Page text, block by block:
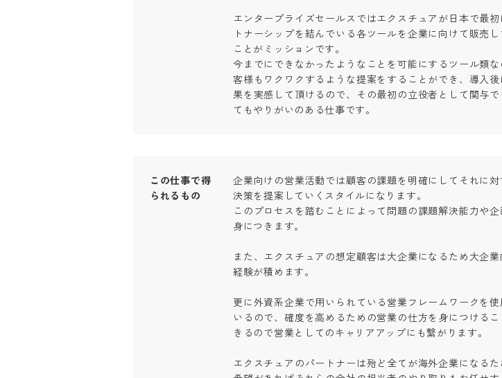
エンタープライズセールスではエクスチュアが日本で最初
トナーシップを結んでいる各ツールを企業に向けて販売し
ことがミッションです。
今までにできなかったようなことを可能にするツール類な
客様もワクワクするような提案をすることができ、導入後
果を実感して頂けるので、その最初の立役者として関与で
てもやりがいのある仕事です。
この仕事で得
られるもの
企業向けの営業活動では顧客の課題を明確にしてそれに
決策を提案していくスタイルになります。
このプロセスを踏むことによって問題の課題解決能力や
身につきます。
また、エクスチュアの想定顧客は大企業になるため大企業
経験が積めます。
更に外資系企業で用いられている営業フレームワークを使
いるので、確度を高めるための営業の仕方を身につける
きるので営業としてのキャリアアップにも繋がります。
エクスチュアのパートナーは殆ど全てが海外企業になる